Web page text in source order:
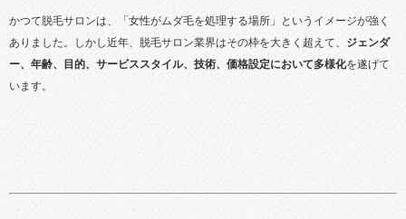
かつて脱毛サロンは、「女性がムダ毛を処理する場所」というイメージが強く
ありました。しかし近年、脱毛サロン業界はその枠を大きく超えて、 ジェンダ
ー、年齢、目的、サービススタイル、技術、価格設定において多様化を遂げて
います。